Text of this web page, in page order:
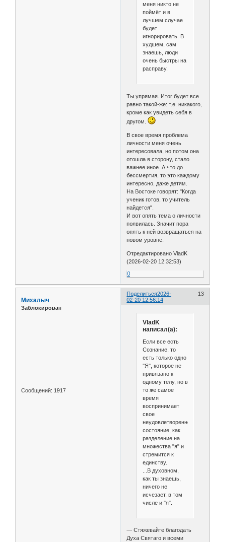
меня никто не
поймёт и в
лучшем случае
будет
игнорировать. В
худшем, сам
знаешь, люди
очень быстры на
расправу.
Ты упрямая. Итог будет все
равно такой-же: т.е. никакого,
кроме как увидеть себя в
другом.
В свое время проблема
личности меня очень
интересовала, но потом она
отошла в сторону, стало
важнее иное. А что до
бессмертия, то это каждому
интересно, даже детям.
На Востоке говорят: "Когда
ученик готов, то учитель
найдется".
И вот опять тема о личности
появилась. Значит пора
опять к ней возвращаться на
новом уровне.
Отредактировано VladK
(2026-02-20 12:32:53)
0
Поделиться 13
2026-
02-20 12:56:14
Михалыч
Заблокирован
Сообщений: 1917
VladK
написал(а):
Если все есть
Сознание, то
есть только одно
"Я", которое не
привязано к
одному телу, но в
то же самое
время
воспринимает
свое
неудовлетворенное
состояние, как
разделение на
множества "я" и
стремится к
единству.
...В духовном,
как ты знаешь,
ничего не
исчезает, в том
числе и "я".
— Стяжевайте благодать
Духа Святаго и всеми